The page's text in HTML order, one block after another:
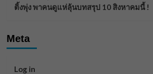
ติ้งพุ่ง พาคนดูแห่ลุ้นบทสรุป 10 สิงหาคมนี้ !
Meta
Log in